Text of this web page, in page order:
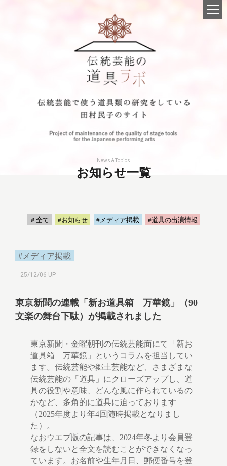
News & Topics
お知らせ一覧
＃全て #お知らせ #メディア掲載 #道具の出演情報
#メディア掲載
25/12/06 UP
東京新聞の連載「新お道具箱 万華鏡」（90
文楽の舞台下駄）が掲載されました
東京新聞・金曜朝刊の伝統芸能面にて「新お
道具箱 万華鏡」というコラムを担当してい
ます。伝統芸能や郷土芸能など、さまざまな
伝統芸能の「道具」にクローズアップし、道
具の役割や意味、どんな風に作られているの
かなど、多角的に道具に迫っております
（2025年度より年4回随時掲載となりまし
た）。
なおウエブ版の記事は、2024年冬より会員登
録をしないと全文を読むことができなくなっ
ています。お名前や生年月日、郵便番号を登